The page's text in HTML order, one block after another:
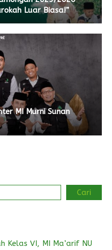
Luar Biasa!”
MI Murni Sunan
Cari
Kelas VI, MI Ma’arif NU